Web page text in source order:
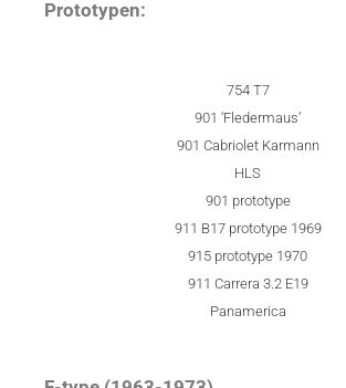
Prototypen:
754 T7
901 ‘Fledermaus’
901 Cabriolet Karmann
HLS
901 prototype
911 B17 prototype 1969
915 prototype 1970
911 Carrera 3.2 E19
Panamerica